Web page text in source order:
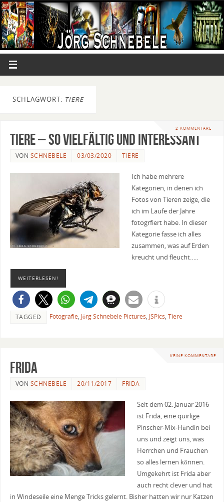
SCHLAGWORT: TIERE
2 KOMMENTARE
Tiere – so vielfältig und interessant
VON SCHNEBELE 03/03/2020 TIERE
Ich habe mehrere
Kategorien, in denen ich
Fotos von Tieren zeige, die
ich im Laufe der Jahre
fotogrfiert habe. In dieser
Kategorie fasse ich alles
zusammen, was auf Erden
kreucht und fleucht…..
WEITERLESEN!
TAGGED Fotografie, Jörg Schnebele Pictures, JSPics, Tiere
KEINE KOMMENTARE
Frida
VON SCHNEBELE 20/11/2017 FRIDA
Seit dem 02. Januar 2016
ist Frida, eine quirlige
Pinscher-Mix-Hündin bei
uns und zeigt uns, was
Herrchen und Frauchen
so alles lernen können.
Umgekehrt ist Frida aber
auch recht clever und hat
in Windeseile eine Menge Tricks gelernt. Bisher hatten wir nur Katzen